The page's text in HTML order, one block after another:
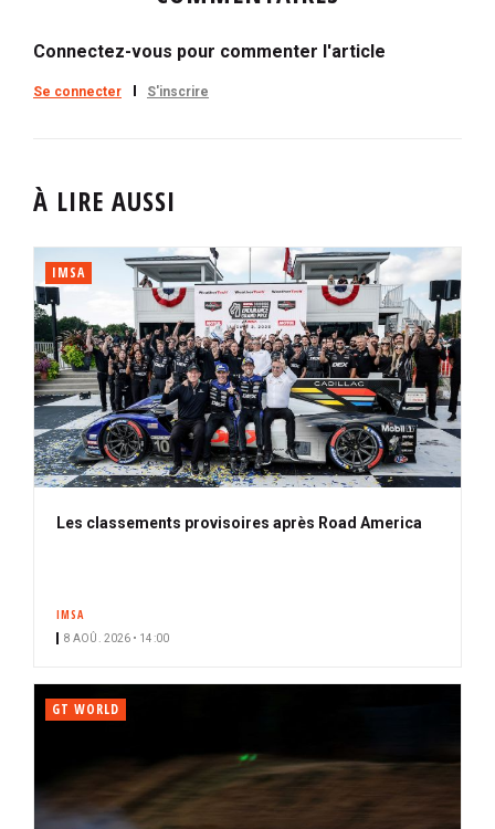
Connectez-vous pour commenter l'article
Se connecter S'inscrire
À LIRE AUSSI
IMSA
Les classements provisoires après Road America
IMSA
8 AOÛ. 2026 • 14:00
GT WORLD